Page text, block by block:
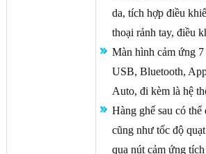
da, tích hợp điều
thoại rảnh tay, điều
Màn hình cảm ứng
USB, Bluetooth,
Auto, đi kèm là hệ
Hàng ghế sau có
cũng như tốc độ
qua nút cảm ứng